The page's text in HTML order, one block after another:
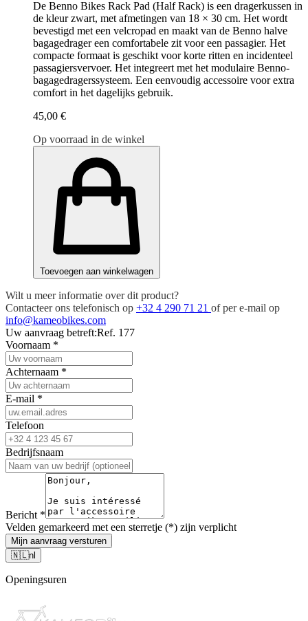
De Benno Bikes Rack Pad (Half Rack) is een dragerkussen in
de kleur zwart, met afmetingen van 18 × 30 cm. Het wordt
bevestigd met een velcropad en maakt van de Benno halve
bagagedrager een comfortabele zit voor een passagier. Het
compacte formaat is geschikt voor korte ritten en incidenteel
passagiersvervoer. Het integreert met het modulaire Benno-
bagagedragerssysteem. Een eenvoudig accessoire voor extra
comfort in het dagelijks gebruik.
45,00 €
Op voorraad in de winkel
Toevoegen aan winkelwagen
Wilt u meer informatie over dit product?
Contacteer ons telefonisch op +32 4 290 71 21 of per e-mail op
info@kameobikes.com
Uw aanvraag betreft:Ref. 177
Voornaam *
Achternaam *
E-mail *
Telefoon
Bedrijfsnaam
Bericht *
Velden gemarkeerd met een sterretje (*) zijn verplicht
Mijn aanvraag versturen
🇳🇱nl
Openingsuren